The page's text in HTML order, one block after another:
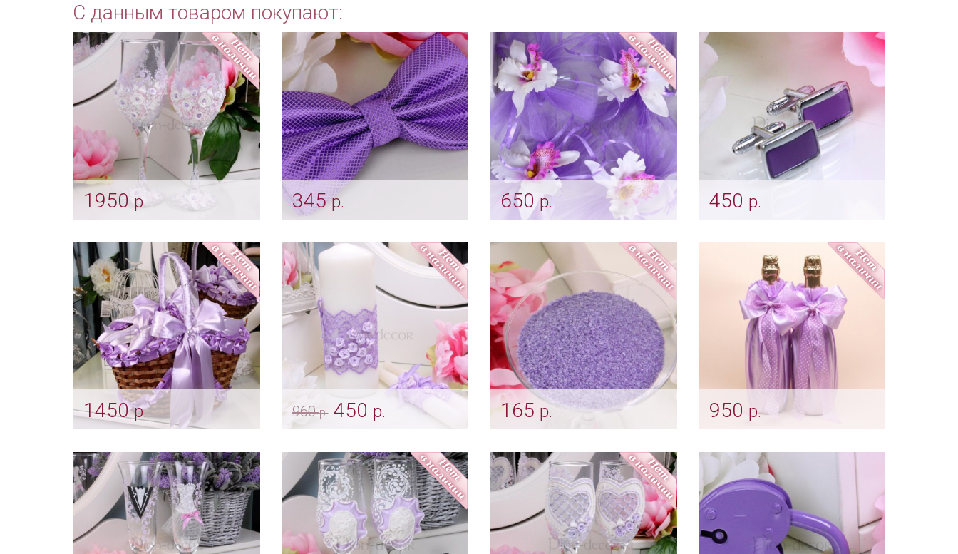
С данным товаром покупают:
1950 р.
нежность»
Арт: bok_0179
345р.
Арт: gr_0036
650р.
машину
Арт: avt_0007
450 р.
Арт: gr_0203
1450р.
фотосессии
Арт: kor_0003 лавандовый
960р. 450 р.
свечей
Арт: svch_0006
165 р.
кристаллический»
Арт: pes_0055
950 р.
шампанское
Арт: sham_0102